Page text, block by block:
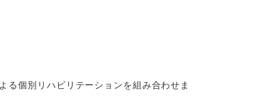
る個別リハビリテーションを組み合わせま